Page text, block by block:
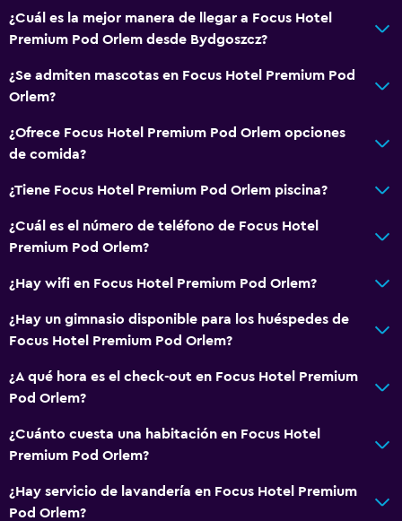
Servicio de despertador
Cambio de divisas
Servicio de habitaciones
Botella de agua
Check-in/check-out privado
Recepción 24 horas
Wifi gratis
Internet
Toallas
Artículos de aseo gratis
¿Cuál es la mejor manera de llegar a Focus Hotel
Premium Pod Orlem desde Bydgoszcz?
¿Se admiten mascotas en Focus Hotel Premium Pod
Orlem?
¿Ofrece Focus Hotel Premium Pod Orlem opciones
de comida?
¿Tiene Focus Hotel Premium Pod Orlem piscina?
¿Cuál es el número de teléfono de Focus Hotel
Premium Pod Orlem?
¿Hay wifi en Focus Hotel Premium Pod Orlem?
¿Hay un gimnasio disponible para los huéspedes de
Focus Hotel Premium Pod Orlem?
¿A qué hora es el check-out en Focus Hotel Premium
Pod Orlem?
¿Cuánto cuesta una habitación en Focus Hotel
Premium Pod Orlem?
¿Hay servicio de lavandería en Focus Hotel Premium
Pod Orlem?